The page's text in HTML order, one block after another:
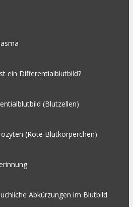
ein Differentialblutbild?
(Blutzellen)
(Rote Blutkörperchen)
Abkürzungen im Blutbild